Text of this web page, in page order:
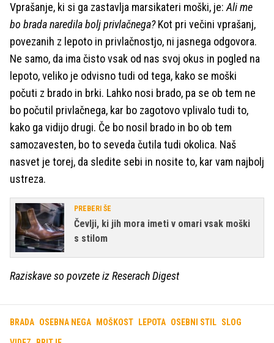
Vprašanje, ki si ga zastavlja marsikateri moški, je: Ali me
bo brada naredila bolj privlačnega?Kot pri večini vprašanj,
povezanih z lepoto in privlačnostjo, ni jasnega odgovora.
Ne samo, da ima čisto vsak od nas svoj okus in pogled na
lepoto, veliko je odvisno tudi od tega, kako se moški
počuti z brado in brki. Lahko nosi brado, pa se ob tem ne
bo počutil privlačnega, kar bo zagotovo vplivalo tudi to,
kako ga vidijo drugi. Če bo nosil brado in bo ob tem
samozavesten, bo to seveda čutila tudi okolica. Naš
nasvet je torej, da sledite sebi in nosite to, kar vam najbolj
ustreza.
PREBERI ŠE
Čevlji, ki jih mora imeti v omari vsak moški
s stilom
Raziskave so povzete iz Reserach Digest
BRADA OSEBNA NEGA MOŠKOST LEPOTA OSEBNI STIL SLOG